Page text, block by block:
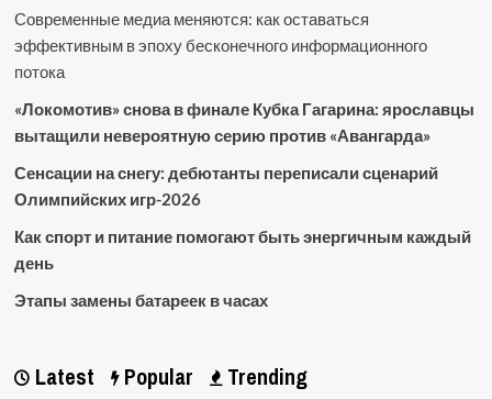
Современные медиа меняются: как оставаться
эффективным в эпоху бесконечного информационного
потока
«Локомотив» снова в финале Кубка Гагарина: ярославцы
вытащили невероятную серию против «Авангарда»
Сенсации на снегу: дебютанты переписали сценарий
Олимпийских игр-2026
Как спорт и питание помогают быть энергичным каждый
день
Этапы замены батареек в часах
Latest Popular Trending